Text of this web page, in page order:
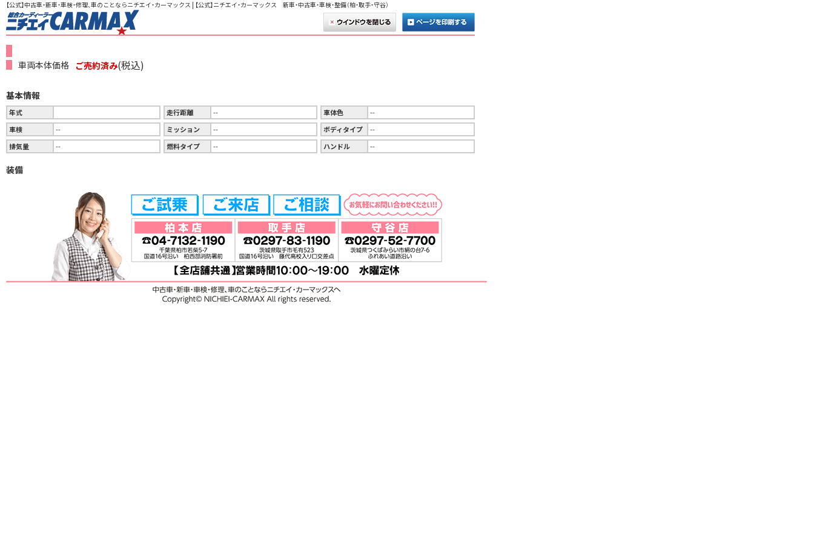
【公式】中古車・新車・車検・修理、車のことならニチエイ・カーマックス | 【公式】ニチエイ・カーマックス 新車・中古車・車検・整備（柏・取手・守谷）
車両本体価格 ご売約済み(税込)
基本情報
年式 走行距離 -- 車体色
--
車検
-- ミッション -- ボディタイプ
--
排気量
-- 燃料タイプ -- ハンドル --
装備